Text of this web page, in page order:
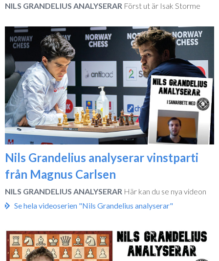
NILS GRANDELIUS ANALYSERAR Först ut är Isak Storme
Nils Grandelius analyserar vinstparti
från Magnus Carlsen
NILS GRANDELIUS ANALYSERAR Här kan du se nya videon
Se hela videoserien "Nils Grandelius analyserar"